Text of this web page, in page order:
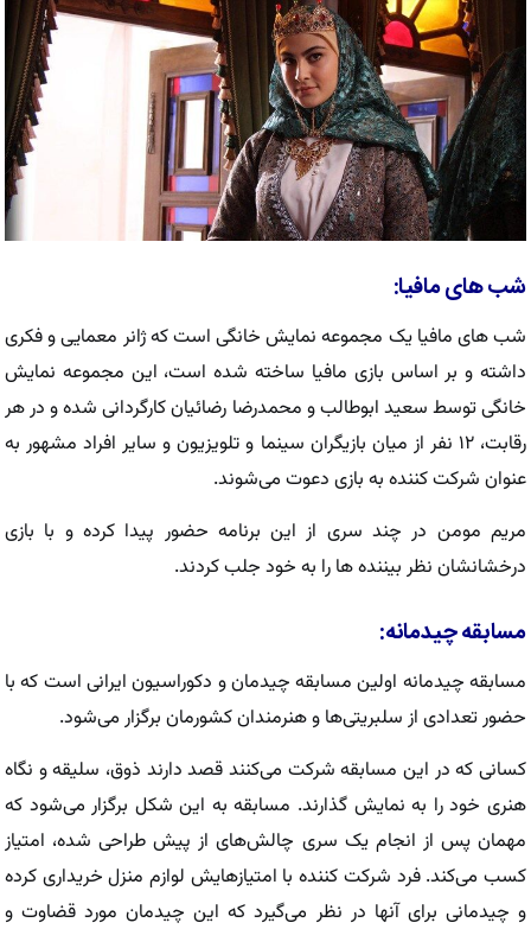
شب های مافیا:
شب های مافیا یک مجموعه نمایش خانگی است که ژانر معمایی و فکری
داشته و بر اساس بازی مافیا ساخته شده است، این مجموعه نمایش
خانگی توسط سعید ابوطالب و محمدرضا رضائیان کارگردانی شده و در هر
رقابت، ۱۲ نفر از میان بازیگران سینما و تلویزیون و سایر افراد مشهور به
عنوان شرکت کننده به بازی دعوت می‌شوند.
مریم مومن در چند سری از این برنامه حضور پیدا کرده و با بازی
درخشانشان نظر بیننده ها را به خود جلب کردند.
مسابقه چیدمانه:
مسابقه چیدمانه اولین مسابقه چیدمان و دکوراسیون ایرانی است که با
حضور تعدادی از سلبریتی‌ها و هنرمندان کشورمان برگزار می‌شود.
کسانی که در این مسابقه شرکت می‌کنند قصد دارند ذوق، سلیقه و نگاه
هنری خود را به نمایش گذارند. مسابقه به این شکل برگزار می‌شود که
مهمان پس از انجام یک سری چالش‌های از پیش طراحی شده، امتیاز
کسب می‌کند. فرد شرکت کننده با امتیازهایش لوازم منزل خریداری کرده
و چیدمانی برای آنها در نظر می‌گیرد که این چیدمان مورد قضاوت و